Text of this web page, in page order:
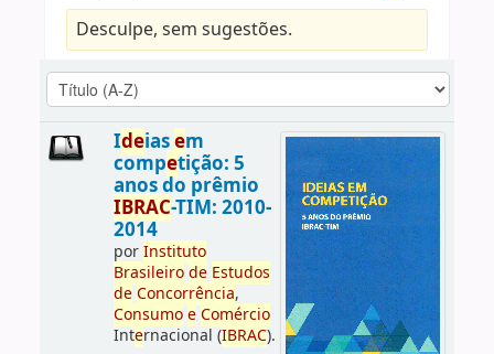
Desculpe, sem sugestões.
Ideiasem
competição: 5
anos do prêmio
IBRAC-TIM: 2010-
2014
porInstituto
Brasileiro de Estudos
de Concorrência,
Consumo e Comércio
Internacional (IBRAC).